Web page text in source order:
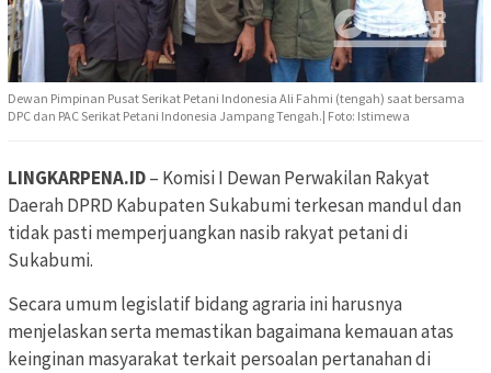
Dewan Pimpinan Pusat Serikat Petani Indonesia Ali Fahmi (tengah) saat bersama
DPC dan PAC Serikat Petani Indonesia Jampang Tengah.| Foto: Istimewa
LINGKARPENA.ID– Komisi I Dewan Perwakilan Rakyat
Daerah DPRD Kabupaten Sukabumi terkesan mandul dan
tidak pasti memperjuangkan nasib rakyat petani di
Sukabumi.
Secara umum legislatif bidang agraria ini harusnya
menjelaskan serta memastikan bagaimana kemauan atas
keinginan masyarakat terkait persoalan pertanahan di